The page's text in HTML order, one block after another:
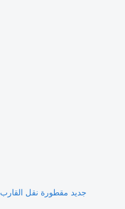
جديد مقطورة نقل القارب Brenderup 242500B SR